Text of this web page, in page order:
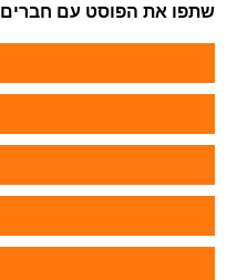
שתפו את הפוסט עם חברים